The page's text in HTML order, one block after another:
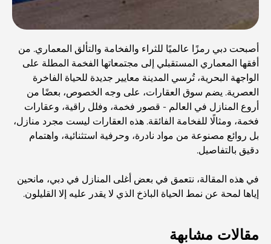
أصبحت دبي رمزًا عالميًا للثراء والفخامة والتألق المعماري. من
أفقها المعماري المستقبلي إلى مجتمعاتها الفخمة المطلة على
الواجهة البحرية، تُرسي المدينة معايير جديدة للحياة الفاخرة
العصرية. يضم سوق العقارات، على وجه الخصوص، بعضًا من
أروع المنازل في العالم - قصور فخمة، وفلل راقية، وعقارات
فخمة، ومثالًا للفخامة الفائقة. هذه العقارات ليست مجرد منازل،
بل روائع مصنوعة من مواد نادرة، وحرفية استثنائية، واهتمام
دقيق بالتفاصيل.
في هذه المقالة، نتعمق في بعض أغلى المنازل في دبي، مانحين
إياها لمحة عن نمط الحياة الباذخ الذي لا يقدر عليه إلا القليلون.
مقالات مشابهة